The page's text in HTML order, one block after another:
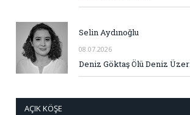
Selin Aydınoğlu
08.07.2026
Deniz Göktaş Ölü Deniz
AÇIK KÖŞE